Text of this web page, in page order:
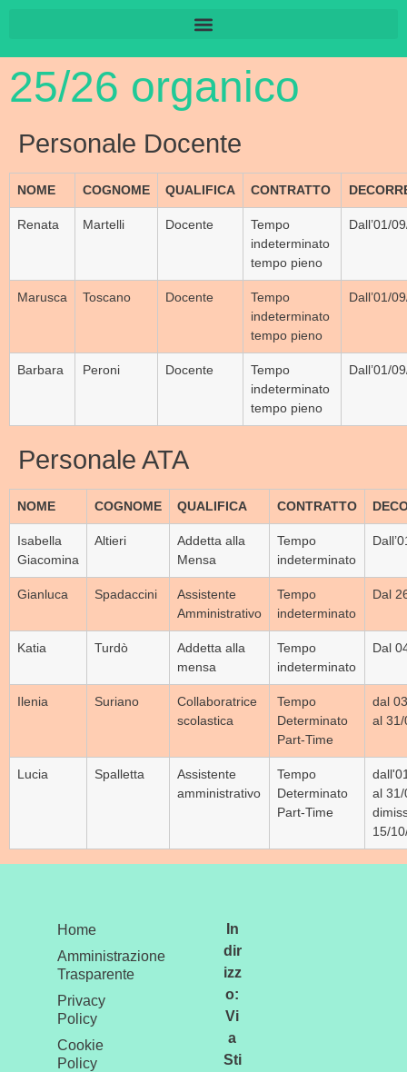
25/26 organico
Personale Docente
NOME COGNOME QUALIFICA CONTRATTO
Renata Martelli Docente
Tempo
indeterminato
tempo pieno
Dall’01/
Marusca Toscano Docente
Tempo
indeterminato
tempo pieno
Dall’01/
Barbara Peroni Docente
Tempo
indeterminato
tempo pieno
Dall’01/
Personale ATA
NOME COGNOME QUALIFICA CONTRATTO
Isabella
Giacomina
Altieri
Addetta alla
Mensa
Tempo
indeterminato
Gianluca Spadaccini
Assistente
Amministrativo
Tempo
indeterminato
Dal
Katia Turdò
Addetta alla
mensa
Tempo
indeterminato
Dal
Ilenia Suriano
Collaboratrice
scolastica
Tempo
Determinato
Part-Time
dal
al
Lucia Spalletta
Assistente
amministrativo
Tempo
Determinato
Part-Time
al
15/
Home
Amministrazione
Trasparente
Privacy
Policy
Cookie
Policy
In
dir
izz
o:
Vi
a
Sti